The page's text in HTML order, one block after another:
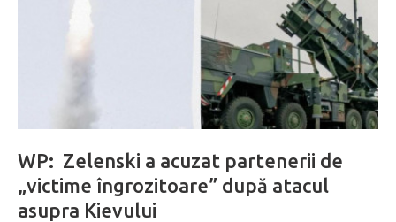
WP: Zelenski a acuzat partenerii de
„victime îngrozitoare” după atacul
asupra Kievului